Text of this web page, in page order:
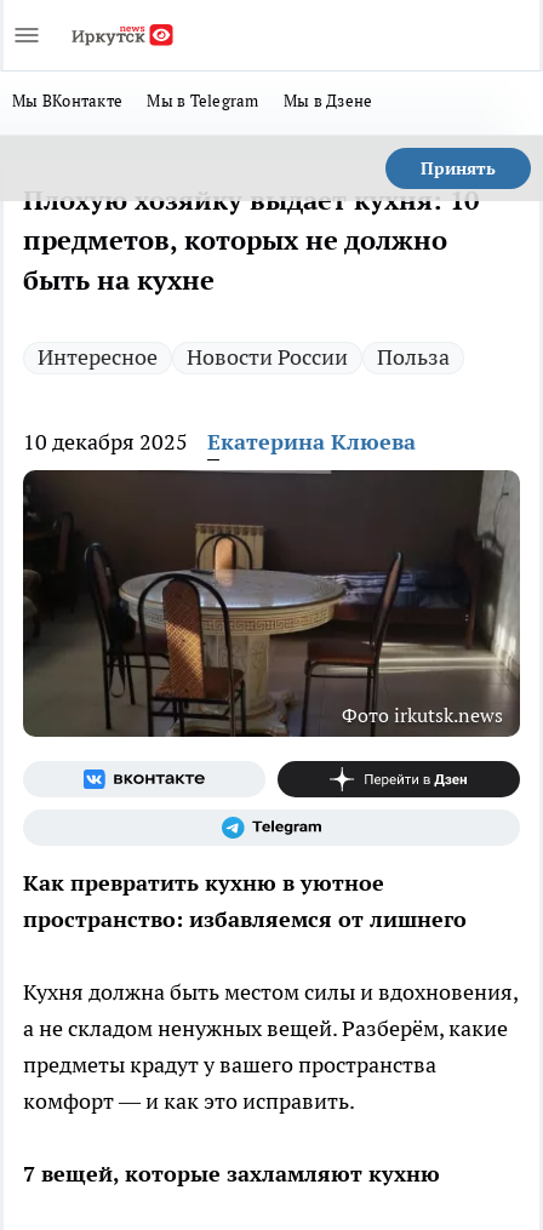
Мы ВКонтакте Мы в Telegram Мы в Дзене
Принять
Плохую хозяйку выдает кухня: 10
предметов, которых не должно
быть на кухне
Интересное Новости России Польза
10 декабря 2025 Екатерина Клюева
Фото irkutsk.news
Как превратить кухню в уютное
пространство: избавляемся от лишнего
Кухня должна быть местом силы и вдохновения,
а не складом ненужных вещей. Разберём, какие
предметы крадут у вашего пространства
комфорт — и как это исправить.
7 вещей, которые захламляют кухню